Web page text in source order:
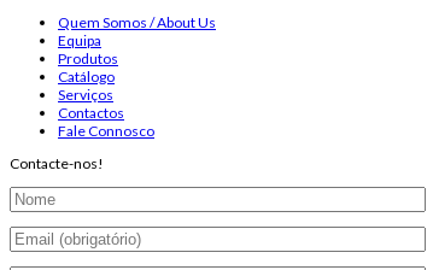
Quem Somos / About Us
Equipa
Produtos
Catálogo
Serviços
Contactos
Fale Connosco
Contacte-nos!